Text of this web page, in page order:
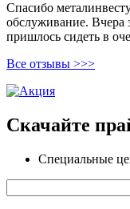
Спасибо
обслуживание. Вчера
пришлось сидеть в
Все отзывы >>>
Скачайте
Специальные